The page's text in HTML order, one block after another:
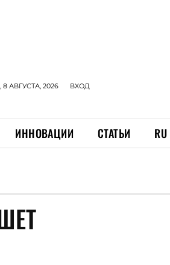
АВГУСТА, 2026 ВХОД
ИННОВАЦИИ СТАТЬИ RU